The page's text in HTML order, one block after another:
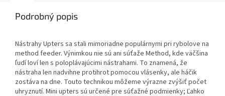
Podrobný popis
Nástrahy Upters sa stali mimoriadne populárnymi pri rybolove na
method feeder. Výnimkou nie sú ani súťaže Method, kde väčšina
ľudí loví len s poloplávajúcimi nástrahami. To znamená, že
nástraha len nadvihne protihrot pomocou vlásenky, ale háčik
zostáva na dne. Touto technikou môžeme výrazne zvýšiť počet
uhryznutí. Mini upters sú určené pre súťažné podmienky; Ľahko